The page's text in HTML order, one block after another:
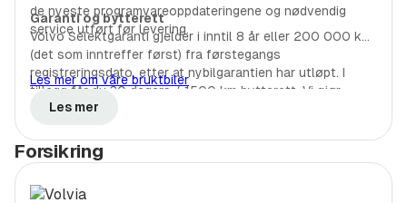
• Sertifisert og kontrollert
• Tilstandsrapport
• 1500 km / 30 dagers bytterett
Denne bilen leveres med sommer og vinterhjul.
Vi inviterer deg gjerne til uforpliktende prøvekjøring
de nyeste programvareoppdateringene og nødvendig
service utført før levering.
Garanti og bytterett
Volvo Selektgaranti gjelder i inntil 8 år eller 200 000 km
(det som inntreffer først) fra førstegangs
registreringsdato, etter at nybilgarantien har utløpt. I
tillegg får du 30 dagers / 1500 km bytterett. Vi gjør
oppmerksom på at bytteretten faller bort dersom du
*Garantien gjelder fra bilen leveres som bruktbil fra
Volvo-forhandler til kunde.
Les mer om våre bruktbiler
Les mer
Forsikring